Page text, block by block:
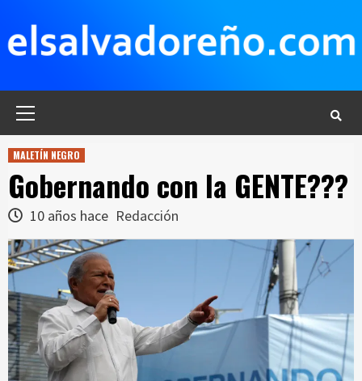
contenido
MALETÍN NEGRO
Gobernando con la GENTE???
10 años hace Redacción